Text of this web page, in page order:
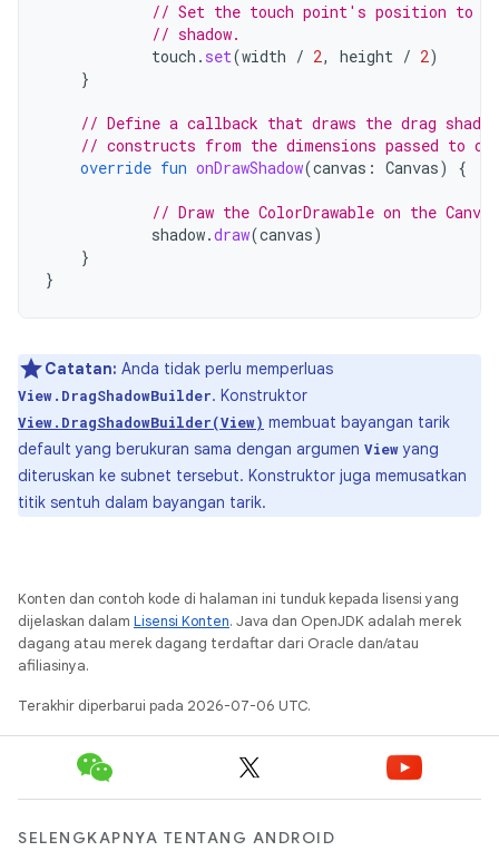
// Set the touch point's position to
// shadow.
touch . set(width / 2, height / 2)
}
// Define a callback that draws the drag
// constructs from the dimensions passed to
override fun onDrawShadow(canvas : Canvas) {
// Draw the ColorDrawable on the
shadow.draw(canvas)
}
}
Catatan: Anda tidak perlu memperluas
View.DragShadowBuilder. Konstruktor
View.DragShadowBuilder(View) membuat bayangan tarik
default yang berukuran sama dengan argumen Viewyang
diteruskan ke subnet tersebut. Konstruktor juga memusatkan
titik sentuh dalam bayangan tarik.
Konten dan contoh kode di halaman ini tunduk kepada lisensi yang
dijelaskan dalam Lisensi Konten. Java dan OpenJDK adalah merek
dagang atau merek dagang terdaftar dari Oracle dan/atau
afiliasinya.
Terakhir diperbarui pada 2026-07-06 UTC.
SELENGKAPNYA TENTANG ANDROID